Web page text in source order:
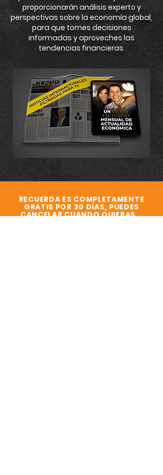
proporcionarán análisis experto y
perspectivas sobre la economía global,
para que tomes decisiones
informadas y aproveches las
tendencias financieras.
RECUERDA ES COMPLETAMENTE
GRATIS POR 30 DÍAS, PUEDES
CANCELAR CUANDO QUIERAS...